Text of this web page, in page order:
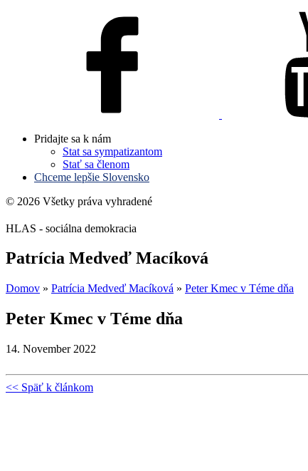
Pridajte sa k nám
Stat sa sympatizantom
Stať sa členom
Chceme lepšie Slovensko
© 2026 Všetky práva vyhradené
HLAS - sociálna demokracia
Patrícia Medveď Macíková
Domov » Patrícia Medveď Macíková » Peter Kmec v Téme dňa
Peter Kmec v Téme dňa
14. November 2022
<< Späť k článkom